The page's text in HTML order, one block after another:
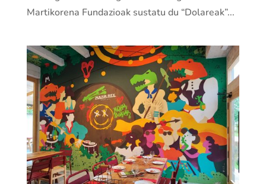
Martikorena Fundazioak sustatu du “Dolareak”...